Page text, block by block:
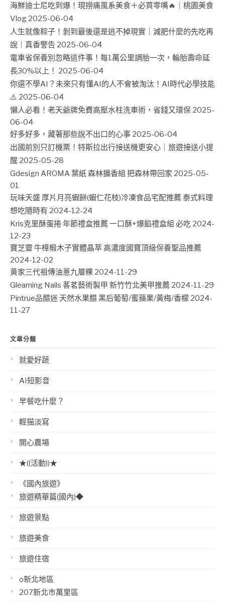
海鮮迪士尼吃到爆！現撈痛風系美食＋必買零嘴🔥｜桃園美食
Vlog 2025-06-04
人生就像粽子！剝到最後還是逃不掉現實｜減肥什麼的先吃再
說｜真香警告 2025-06-04
電車省保養別忽略這件事！每1萬公里調胎一次，輪胎壽命延
長30%以上！ 2025-06-04
你還不學AI？未來只有懂AI的人不會被淘汰！AI時代必學技能
⚠️ 2025-06-04
懶人必看！老天爺牌免費高壓水柱洗車術，省錢又環保 2025-
06-04
好多好多，藏著那些說不出口的心事 2025-06-04
出國前別只訂機票！特斯拉出行接送機更安心｜旅遊接送小提
醒 2025-05-28
Gdesign AROMA 葉紙 森林擴香組 把森林帶回家 2025-05-
01
玩味天盛 厚片月亮蝦餅(蝦仁花枝)冷凍食品宅配推薦 泰式料理
想吃隨時有 2024-12-24
Kris克里酥蛋捲 年節禮盒推薦 一口酥+爆餡禮盒組 必吃 2024-
12-23
寶芝靈 牛樟椴木子實體晶萃 高濃度國寶頂級保養聖品推薦
2024-12-02
黃家三代祖傳油蔥九層粿 2024-11-29
Gleaming Nails 茖茗藝術製甲 新竹竹北美甲推薦 2024-11-29
Pintrue品醋迷 天然水果醋 黑后葡萄/蜜蘋果/黃梅/香檬 2024-
11-27
文章分類
就愛好蔬
AI短影音
早餐吃什麼？
輕描淡寫
開心農場
★((活動))★
《國內旅遊》
旅遊精華篇(國內)◆
旅遊景點
旅遊美食
旅遊住宿
o新北地區
207新北市萬里區